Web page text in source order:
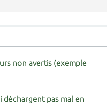
non avertis (exemple
pas mal en